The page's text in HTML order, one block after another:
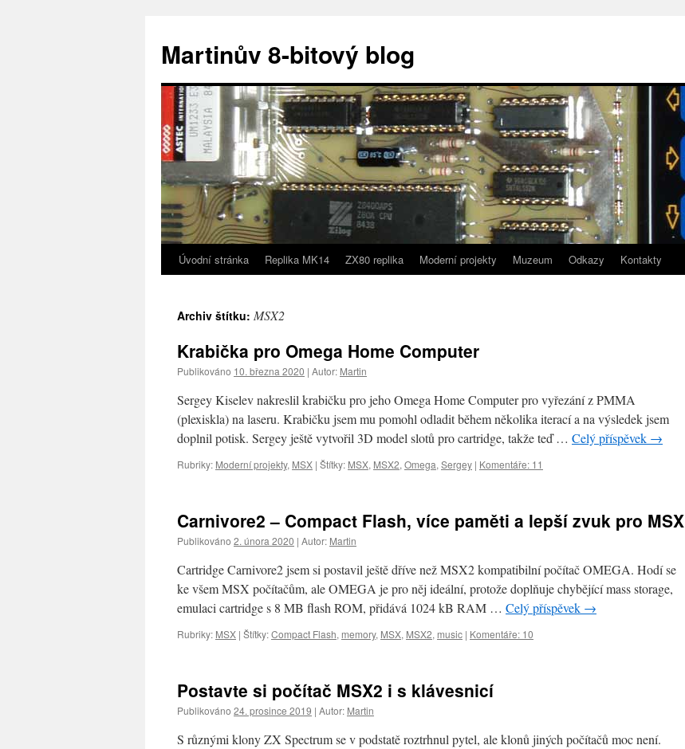
obsahu
webu
Martinův 8-bitový blog
Úvodní stránka Replika MK14 ZX80 replika Moderní projekty Muzeum Odkazy Kontakty
Archiv štítku: MSX2
Krabička pro Omega Home Computer
Publikováno 10. března 2020 | Autor: Martin
Sergey Kiselev nakreslil krabičku pro jeho Omega Home Computer pro vyřezání z PMMA
(plexiskla) na laseru. Krabičku jsem mu pomohl odladit během několika iterací a na výsledek jsem
doplnil potisk. Sergey ještě vytvořil 3D model slotů pro cartridge, takže teď … Celý příspěvek →
Rubriky: Moderní projekty, MSX | Štítky: MSX, MSX2, Omega, Sergey | Komentáře: 11
Carnivore2 – Compact Flash, více paměti a lepší zvuk pro MSX
Publikováno 2. února 2020 | Autor: Martin
Cartridge Carnivore2 jsem si postavil ještě dříve než MSX2 kompatibilní počítač OMEGA. Hodí se
ke všem MSX počítačům, ale OMEGA je pro něj ideální, protože doplňuje chybějící mass storage,
emulaci cartridge s 8 MB flash ROM, přidává 1024 kB RAM … Celý příspěvek →
Rubriky: MSX | Štítky:Compact Flash, memory, MSX, MSX2, music | Komentáře: 10
Postavte si počítač MSX2 i s klávesnicí
Publikováno 24. prosince 2019 | Autor: Martin
S různými klony ZX Spectrum se v podstatě roztrhnul pytel, ale klonů jiných počítačů moc není.